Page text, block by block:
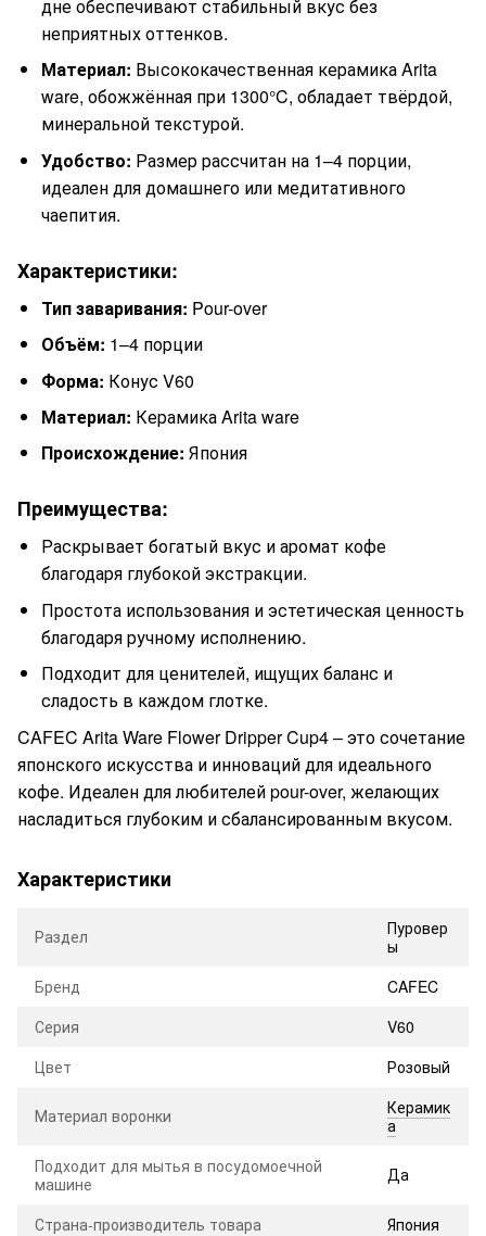
дне обеспечивают стабильный вкус без
неприятных оттенков.
Материал: Высококачественная керамика Arita
ware, обожжённая при 1300°C, обладает твёрдой,
минеральной текстурой.
Удобство: Размер рассчитан на 1–4 порции,
идеален для домашнего или медитативного
чаепития.
Характеристики:
Тип заваривания: Pour-over
Объём: 1–4 порции
Форма: Конус V60
Материал: Керамика Arita ware
Происхождение: Япония
Преимущества:
Раскрывает богатый вкус и аромат кофе
благодаря глубокой экстракции.
Простота использования и эстетическая ценность
благодаря ручному исполнению.
Подходит для ценителей, ищущих баланс и
сладость в каждом глотке.
CAFEC Arita Ware Flower Dripper Cup4 – это сочетание
японского искусства и инноваций для идеального
кофе. Идеален для любителей pour-over, желающих
насладиться глубоким и сбалансированным вкусом.
Характеристики
Раздел
Пуровер
ы
Бренд
CAFEC
Серия
V60
Цвет
Розовый
Материал воронки
Керамик
а
Подходит для мытья в посудомоечной
машине
Да
Страна-производитель товара Япония